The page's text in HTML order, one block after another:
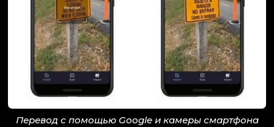
Перевод с помощью Google и камеры смартфона